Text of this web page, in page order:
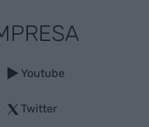
Youtube
Twitter